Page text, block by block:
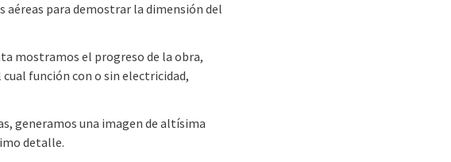
para demostrar la dimensión del
mostramos el progreso de la obra,
función con o sin electricidad,
generamos una imagen de altísima
detalle.